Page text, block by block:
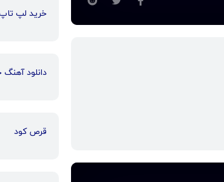
خرید لپ تاپ
دانلود
قرص کود